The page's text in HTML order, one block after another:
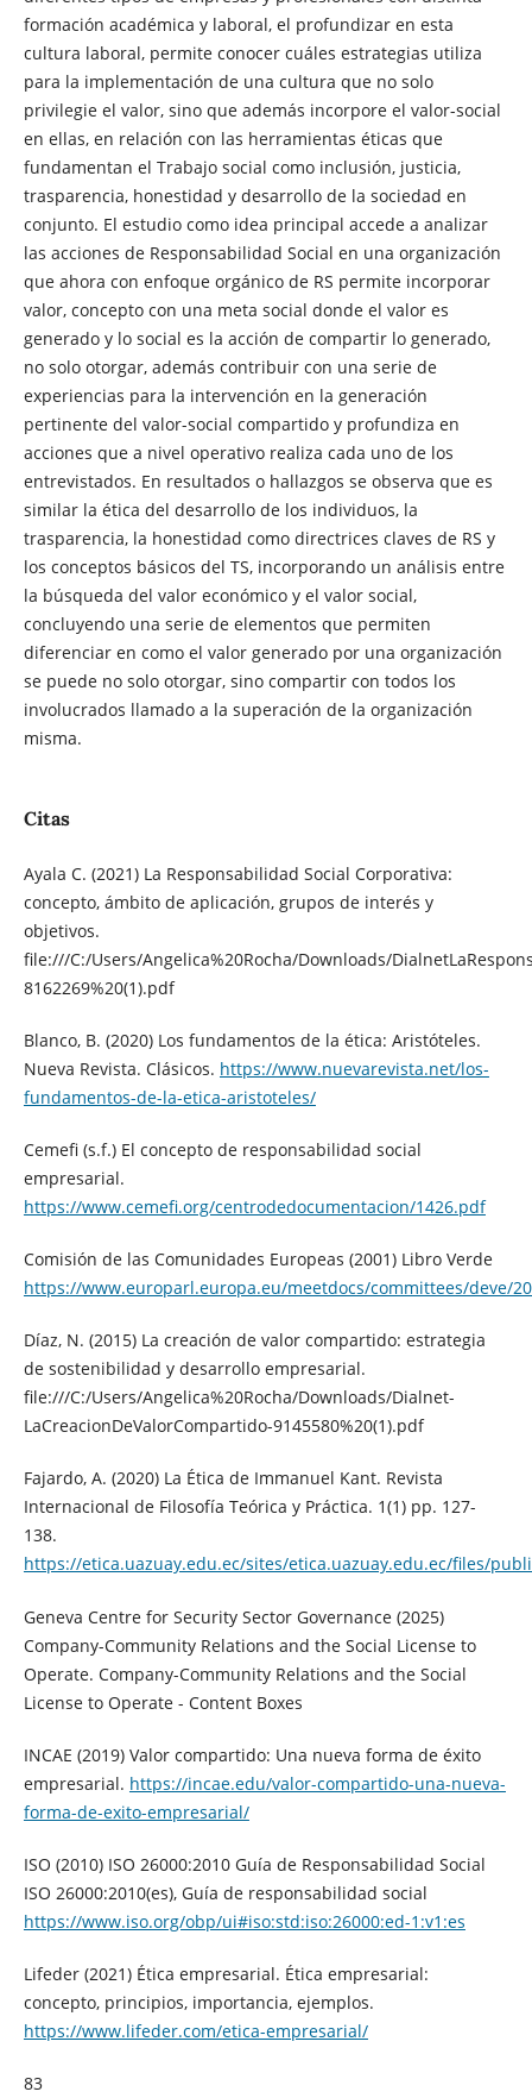
formación académica y laboral, el profundizar en esta
cultura laboral, permite conocer cuáles estrategias utiliza
para la implementación de una cultura que no solo
privilegie el valor, sino que además incorpore el valor-social
en ellas, en relación con las herramientas éticas que
fundamentan el Trabajo social como inclusión, justicia,
trasparencia, honestidad y desarrollo de la sociedad en
conjunto. El estudio como idea principal accede a analizar
las acciones de Responsabilidad Social en una organización
que ahora con enfoque orgánico de RS permite incorporar
valor, concepto con una meta social donde el valor es
generado y lo social es la acción de compartir lo generado,
no solo otorgar, además contribuir con una serie de
experiencias para la intervención en la generación
pertinente del valor-social compartido y profundiza en
acciones que a nivel operativo realiza cada uno de los
entrevistados. En resultados o hallazgos se observa que es
similar la ética del desarrollo de los individuos, la
trasparencia, la honestidad como directrices claves de RS y
los conceptos básicos del TS, incorporando un análisis entre
la búsqueda del valor económico y el valor social,
concluyendo una serie de elementos que permiten
diferenciar en como el valor generado por una organización
se puede no solo otorgar, sino compartir con todos los
involucrados llamado a la superación de la organización
misma.
Citas
Ayala C. (2021) La Responsabilidad Social Corporativa:
concepto, ámbito de aplicación, grupos de interés y
objetivos.
file:///C:/Users/Angelica%20Rocha/Downloads/
8162269%20(1).pdf
Blanco, B. (2020) Los fundamentos de la ética: Aristóteles.
Nueva Revista. Clásicos. https://www.nuevarevista.net/los-
fundamentos-de-la-etica-aristoteles/
Cemefi (s.f.) El concepto de responsabilidad social
empresarial.
https://www.cemefi.org/centrodedocumentacion/1426.pdf
Comisión de las Comunidades Europeas (2001) Libro Verde
https://www.europarl.europa.eu/meetdocs/committees/deve/
Díaz, N. (2015) La creación de valor compartido: estrategia
de sostenibilidad y desarrollo empresarial.
file:///C:/Users/Angelica%20Rocha/Downloads/Dialnet-
LaCreacionDeValorCompartido-9145580%20(1).pdf
Fajardo, A. (2020) La Ética de Immanuel Kant. Revista
Internacional de Filosofía Teórica y Práctica. 1(1) pp. 127-
138.
https://etica.uazuay.edu.ec/sites/etica.uazuay.edu.ec/files/
Geneva Centre for Security Sector Governance (2025)
Company-Community Relations and the Social License to
Operate. Company-Community Relations and the Social
License to Operate - Content Boxes
INCAE (2019) Valor compartido: Una nueva forma de éxito
empresarial. https://incae.edu/valor-compartido-una-nueva-
forma-de-exito-empresarial/
ISO (2010) ISO 26000:2010 Guía de Responsabilidad Social
ISO 26000:2010(es), Guía de responsabilidad social
https://www.iso.org/obp/ui#iso:std:iso:26000:ed-1:v1:es
Lifeder (2021) Ética empresarial. Ética empresarial:
concepto, principios, importancia, ejemplos.
https://www.lifeder.com/etica-empresarial/
83